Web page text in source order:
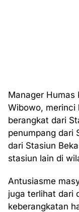
Manager Humas
Wibowo, merinci
berangkat dari
penumpang dari
dari Stasiun
stasiun lain di
Antusiasme
juga terlihat dari
keberangkatan